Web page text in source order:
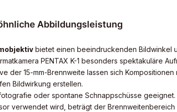
Abbildungsleistung
bietet einen beeindruckenden Bildwinkel
PENTAX K-1 besonders spektakuläre
der 15-mm-Brennweite lassen sich
Bildwirkung erstellen.
oder spontane Schnappschüsse
verwendet wird, beträgt der Brennweitenbereich